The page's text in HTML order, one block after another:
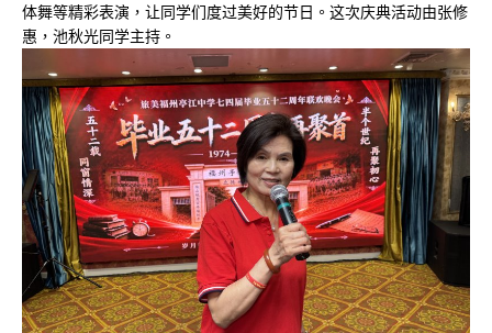
体舞等精彩表演，让同学们度过美好的节日。这次庆典活动由张修
惠，池秋光同学主持。